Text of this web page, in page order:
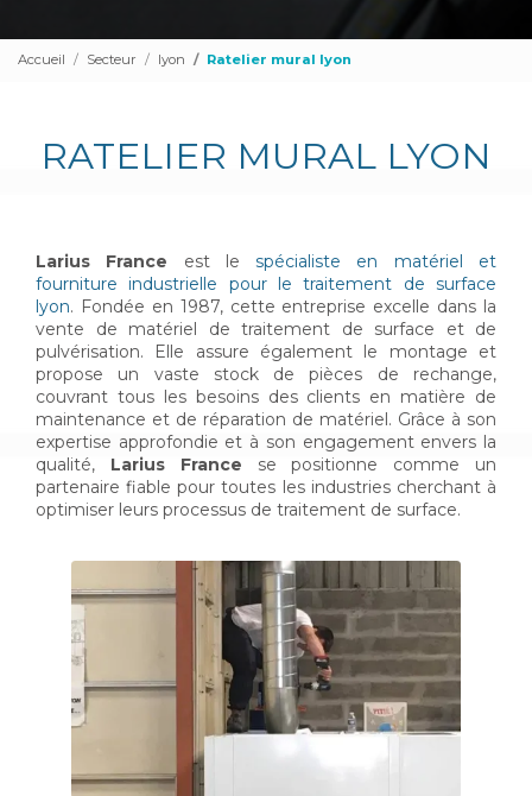
Accueil Secteur lyon Ratelier mural lyon
RATELIER MURAL LYON
Larius France est lespécialiste en matériel et
fourniture industrielle pour le traitement de surface
lyon. Fondée en 1987, cette entreprise excelle dans la
vente de matériel de traitement de surface et de
pulvérisation. Elle assure également le montage et
propose un vaste stock de pièces de rechange,
couvrant tous les besoins des clients en matière de
maintenance et de réparation de matériel. Grâce à son
expertise approfondie et à son engagement envers la
qualité, Larius France se positionne comme un
partenaire fiable pour toutes les industries cherchant à
optimiser leurs processus de traitement de surface.